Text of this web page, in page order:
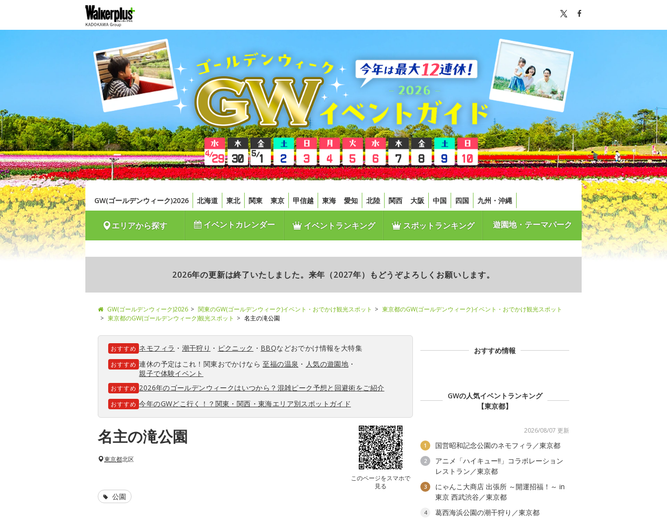
GW(ゴールデンウィーク)2026 北海道 東北 関東 東京 甲信越 東海 愛知 北陸 関西 大阪 中国 四国 九州・沖縄
エリアから探す イベントカレンダー イベントランキング スポットランキング 遊園地・テーマパーク
2026年の更新は終了いたしました。来年（2027年）もどうぞよろしくお願いします。
GW(ゴールデンウィーク)2026 関東のGW(ゴールデンウィーク)イベント・おでかけ観光スポット
東京都のGW(ゴールデンウィーク)イベント・おでかけ観光スポット
東京都のGW(ゴールデンウィーク)観光スポット
名主の滝公園
おすすめ ネモフィラ ・ 潮干狩り ・ ピクニック ・ BBQなどおでかけ情報を大特集
おすすめ 連休の予定はこれ！関東おでかけなら至福の温泉 ・ 人気の遊園地 ・
親子で体験イベント
おすすめ 2026年のゴールデンウィークはいつから？混雑ピーク予想と回避術をご紹介
おすすめ 今年のGWどこ行く！？関東・関西・東海エリア別スポットガイド
名主の滝公園
このページをスマホで
見る
東京都北区
公園
おすすめ情報
GWの人気イベントランキング
【東京都】
2026/08/07 更新
1 国営昭和記念公園のネモフィラ／東京都
2
アニメ「ハイキュー!!」コラボレーション
レストラン／東京都
3
にゃんこ大商店 出張所 ～開運招福！～ in
東京 西武渋谷／東京都
4 葛西海浜公園の潮干狩り／東京都